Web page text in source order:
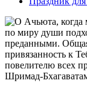
Шримад-